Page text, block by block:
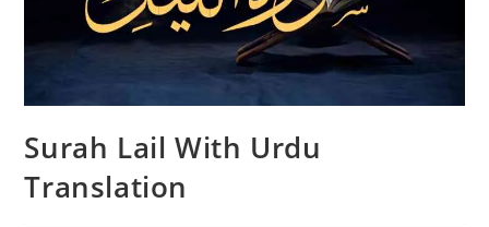
Surah Lail With Urdu
Translation